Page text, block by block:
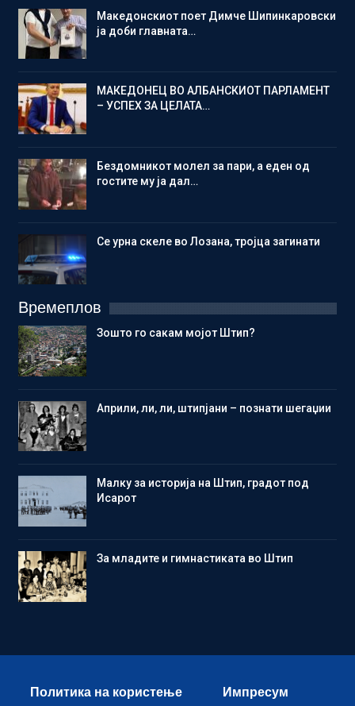
Македонскиот поет Димче Шипинкаровски
ја доби главната…
МАКЕДОНЕЦ ВО АЛБАНСКИОТ ПАРЛАМЕНТ
– УСПЕХ ЗА ЦЕЛАТА…
Бездомникот молел за пари, а еден од
гостите му ја дал…
Се урна скеле во Лозана, тројца загинати
Времеплов
Зошто го сакам мојот Штип?
Aприли, ли, ли, штипјани – познати шегаџии
Малку за историја на Штип, градот под
Исарот
Зa младите и гимнастиката во Штип
Политика на користење Импресум